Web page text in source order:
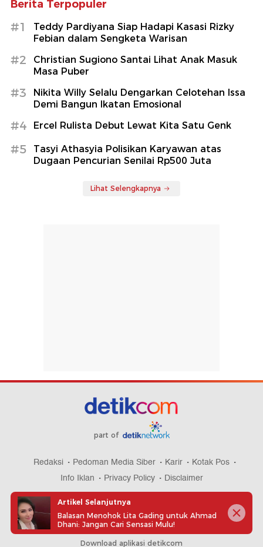
Berita Terpopuler
#1
Teddy Pardiyana Siap Hadapi Kasasi Rizky
Febian dalam Sengketa Warisan
#2
Christian Sugiono Santai Lihat Anak Masuk
Masa Puber
#3
Nikita Willy Selalu Dengarkan Celotehan Issa
Demi Bangun Ikatan Emosional
#4 Ercel Rulista Debut Lewat Kita Satu Genk
#5
Tasyi Athasyia Polisikan Karyawan atas
Dugaan Pencurian Senilai Rp500 Juta
Lihat Selengkapnya
part of
Redaksi Pedoman Media Siber Karir
Kotak Pos
Info Iklan
Privacy Policy Disclaimer
Download aplikasi detikcom
Artikel Selanjutnya
Balasan Menohok Lita Gading untuk Ahmad
Dhani: Jangan Cari Sensasi Mulu!